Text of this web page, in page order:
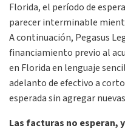
Florida, el período de
parecer interminable
A continuación, Pegasus
financiamiento previo al
en Florida en lenguaje
adelanto de efectivo a
esperada sin agregar
Las facturas no esperan,